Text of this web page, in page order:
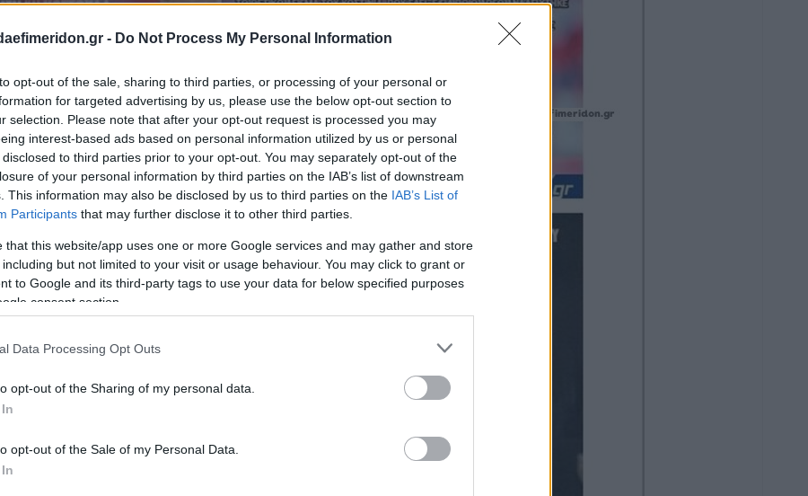
- Do Not Process My Personal Information
opt-out of the sale, sharing to third parties, or processing of your personal or
for targeted advertising by us, please use the below opt-out section to
selection. Please note that after your opt-out request is processed you may
interest-based ads based on personal information utilized by us or personal
to third parties prior to your opt-out. You may separately opt-out of the
of your personal information by third parties on the IAB’s list of downstream
This information may also be disclosed by us to third parties on the IAB’s List of
Participants that may further disclose it to other third parties.
that this website/app uses one or more Google services and may gather and store
but not limited to your visit or usage behaviour. You may click to grant or
to Google and its third-party tags to use your data for below specified purposes
consent section.
Data Processing Opt Outs
opt-out of the Sharing of my personal data.
opt-out of the Sale of my Personal Data.